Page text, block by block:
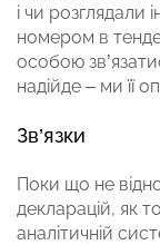
і чи розглядали
номером в
особою
надійде – ми її
Зв’язки
Поки що не
декларацій, як
аналітичній